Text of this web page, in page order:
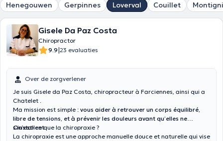
Henegouwen Gerpinnes Loverval Couillet
Gisele Da Paz Costa
Chiropractor
9.9|23 evaluaties
Over de zorgverlener
Je suis Gisele da Paz Costa, chiropracteur à Farciennes, ainsi qui a
Chatelet .
Ma mission est simple : vous aider à retrouver un corps équilibré,
libre de tensions, et à prévenir les douleurs avant qu’elles ne
s’installent.
Qu’est-ce que la chiropraxie ?
La chiropraxie est une approche manuelle douce et naturelle qui vise